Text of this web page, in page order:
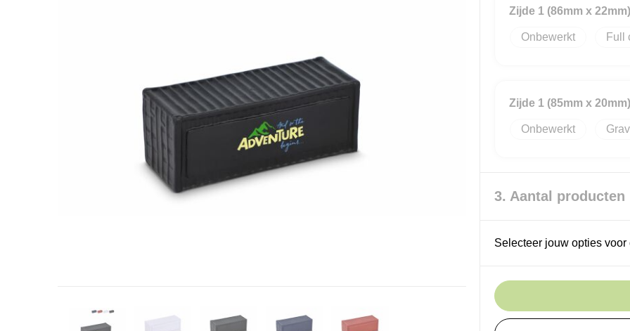
Zijde 1 (86mm x 22mm)
Onbewerkt Full
Zijde 1 (85mm x 20mm)
Onbewerkt
3. Aantal producten
Selecteer jouw opties